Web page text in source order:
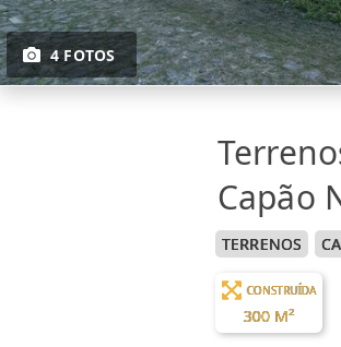
4 FOTOS
Capão
TERRENOS
CONSTRUÍDA
300 M²